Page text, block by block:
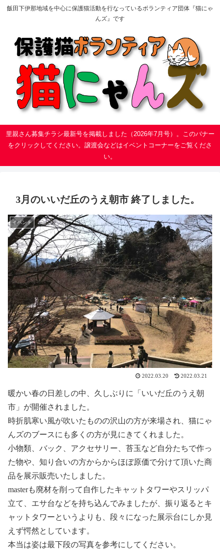
飯田下伊那地域を中心に保護猫活動を行なっているボランティア団体『猫にゃ
んズ』です
里親さん募集チラシ最新号を掲載しました（2026年7月号）。このバナー
をクリックしてください。譲渡会などはイベントコーナーをご覧くださ
い。
3月のいいだ丘のうえ朝市 終了しました。
イベント
2022.03.20 2022.03.21
暖かい春の日差しの中、久しぶりに「いいだ丘のうえ朝
市」が開催されました。
時折肌寒い風が吹いたものの沢山の方が来場され、猫にゃ
んズのブースにも多くの方が見にきてくれました。
小物類、バック、アクセサリー、苔玉など自分たちで作っ
た物や、知り合いの方からからほぼ原価で分けて頂いた商
品を展示販売いたしました。
masterも廃材を削って自作したキャットタワーやスリッパ
立て、エサ台などを持ち込んでみましたが、振り返るとキ
ャットタワーというよりも、段々になった展示台にしか見
えず愕然としています。
本当は姿は最下段の写真を参考にしてください。